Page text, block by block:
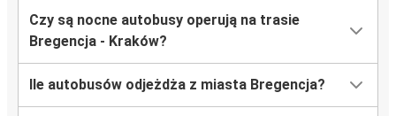
Czy są nocne autobusy operują na trasie
Bregencja - Kraków?
Ile autobusów odjeżdża z miasta Bregencja?